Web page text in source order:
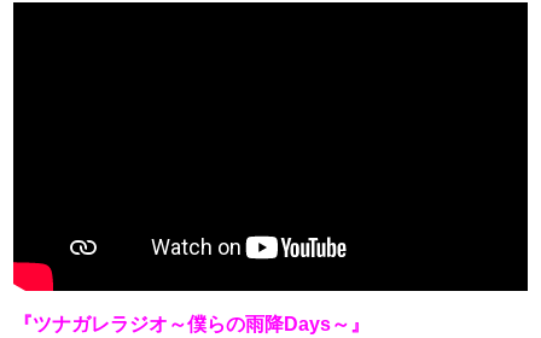
『ツナガレラジオ～僕らの雨降Days～』